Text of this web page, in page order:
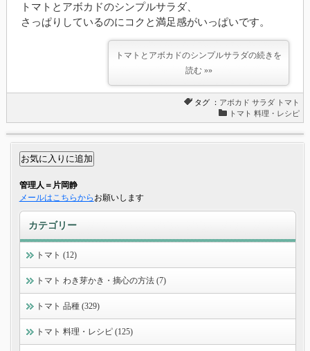
トマトとアボカドのシンプルサラダ、
さっぱりしているのにコクと満足感がいっぱいです。
トマトとアボカドのシンプルサラダの続きを
読む »»
タグ ： アボカド サラダ トマト
トマト 料理・レシピ
管理人＝片岡静
メールはこちらから お願いします
カテゴリー
トマト (12)
トマト わき芽かき・摘心の方法 (7)
トマト 品種 (329)
トマト 料理・レシピ (125)